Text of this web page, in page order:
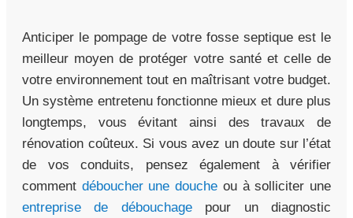
Anticiper le pompage de votre fosse septique est le
meilleur moyen de protéger votre santé et celle de
votre environnement tout en maîtrisant votre budget.
Un système entretenu fonctionne mieux et dure plus
longtemps, vous évitant ainsi des travaux de
rénovation coûteux. Si vous avez un doute sur l’état
de vos conduits, pensez également à vérifier
comment déboucher une douche ou à solliciter une
entreprise de débouchagepour un diagnostic